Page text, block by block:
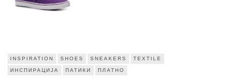
INSPIRATION SHOES SNEAKERS TEXTILE
ИНСПИРАЦИЈА ПАТИКИ ПЛАТНО